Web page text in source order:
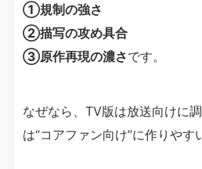
①規制の強さ
②描写の攻め具合
③原作再現の濃さです。
なぜなら、TV版は放送向けに
は“コアファン向け”に作りやす